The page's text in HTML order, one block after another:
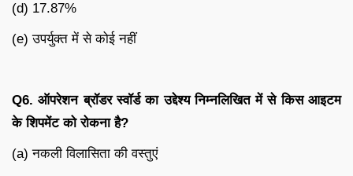
(d) 17.87%
(e) उपर्युक्त में से कोई नहीं
Q6.ऑपरेशन ब्रॉडर स्वॉर्ड का उद्देश्य निम्नलिखित में से किस आइटम
के शिपमेंट को रोकना है?
(a) नकली विलासिता की वस्तुएं